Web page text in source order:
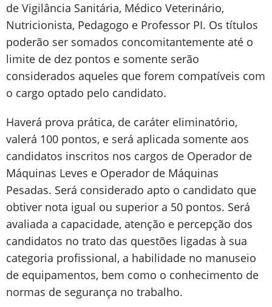
de Vigilância Sanitária, Médico Veterinário,
Nutricionista, Pedagogo e Professor PI. Os títulos
poderão ser somados concomitantemente até o
limite de dez pontos e somente serão
considerados aqueles que forem compatíveis com
o cargo optado pelo candidato.
Haverá prova prática, de caráter eliminatório,
valerá 100 pontos, e será aplicada somente aos
candidatos inscritos nos cargos de Operador de
Máquinas Leves e Operador de Máquinas
Pesadas. Será considerado apto o candidato que
obtiver nota igual ou superior a 50 pontos. Será
avaliada a capacidade, atenção e percepção dos
candidatos no trato das questões ligadas à sua
categoria profissional, a habilidade no manuseio
de equipamentos, bem como o conhecimento de
normas de segurança no trabalho.